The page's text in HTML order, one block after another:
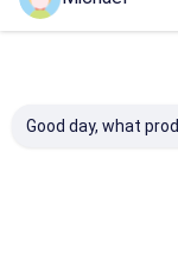
Good day, what